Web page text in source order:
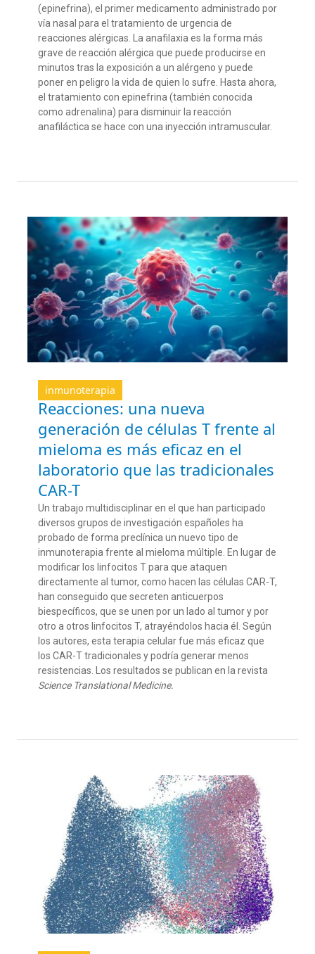
(epinefrina), el primer medicamento administrado por
vía nasal para el tratamiento de urgencia de
reacciones alérgicas. La anafilaxia es la forma más
grave de reacción alérgica que puede producirse en
minutos tras la exposición a un alérgeno y puede
poner en peligro la vida de quien lo sufre. Hasta ahora,
el tratamiento con epinefrina (también conocida
como adrenalina) para disminuir la reacción
anafiláctica se hace con una inyección intramuscular.
inmunoterapia
Reacciones: una nueva
generación de células T frente al
mieloma es más eficaz en el
laboratorio que las tradicionales
CAR-T
Un trabajo multidisciplinar en el que han participado
diversos grupos de investigación españoles ha
probado de forma preclínica un nuevo tipo de
inmunoterapia frente al mieloma múltiple. En lugar de
modificar los linfocitos T para que ataquen
directamente al tumor, como hacen las células CAR-T,
han conseguido que secreten anticuerpos
biespecíficos, que se unen por un lado al tumor y por
otro a otros linfocitos T, atrayéndolos hacia él. Según
los autores, esta terapia celular fue más eficaz que
los CAR-T tradicionales y podría generar menos
resistencias. Los resultados se publican en la revista
Science Translational Medicine.